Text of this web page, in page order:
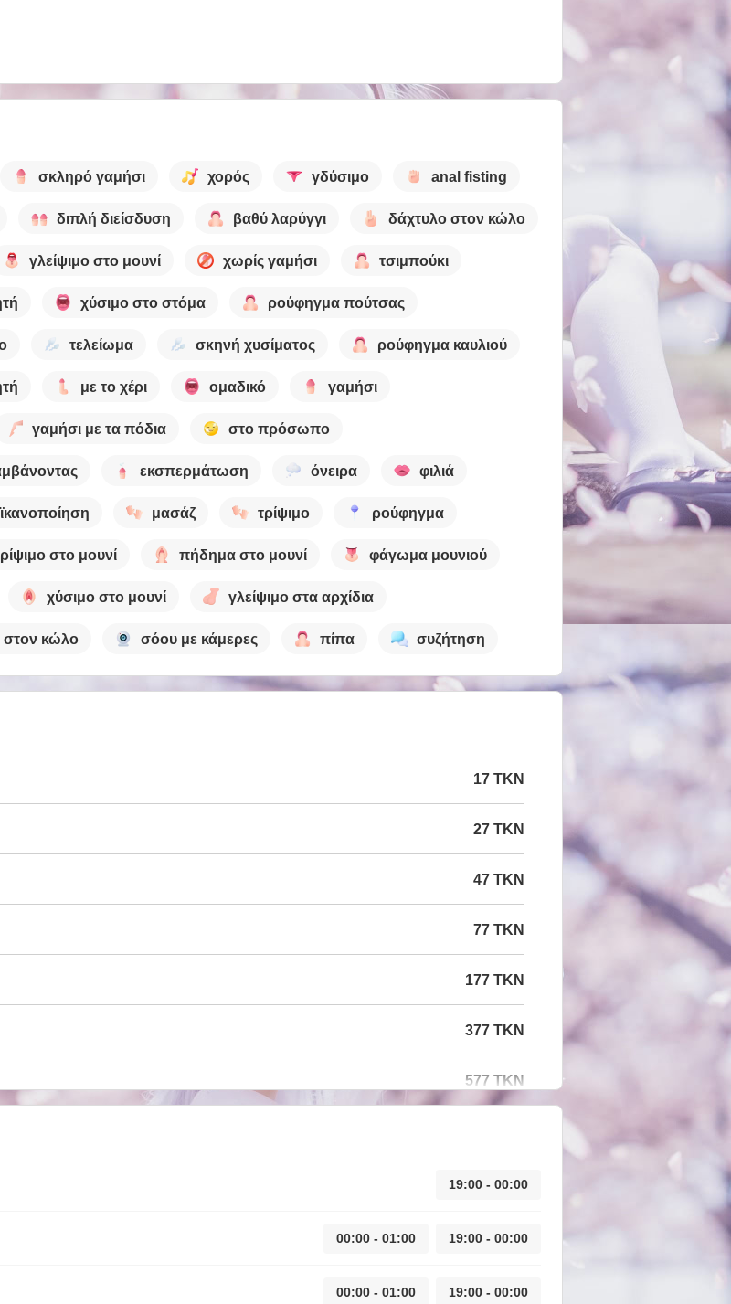
σκληρό γαμήσι χορός γδύσιμο anal fisting
διπλή διείσδυση βαθύ λαρύγγι δάχτυλο στον κώλο
γλείψιμο στο μουνί χωρίς γαμήσι τσιμπούκι
χύσιμο στο στόμα ρούφηγμα πούτσας
τελείωμα σκηνή χυσίματος ρούφηγμα καυλιού
με το χέρι ομαδικό γαμήσι
γαμήσι με τα πόδια στο πρόσωπο
εκσπερμάτωση όνειρα φιλιά
μασάζ τρίψιμο ρούφηγμα
στο μουνί πήδημα στο μουνί φάγωμα μουνιού
χύσιμο στο μουνί γλείψιμο στα αρχίδια
στον κώλο σόου με κάμερες πίπα συζήτηση
17 TKN
27 TKN
47 TKN
77 TKN
177 TKN
377 TKN
577 TKN
19:00 - 00:00
00:00 - 01:00 19:00 - 00:00
00:00 - 01:00 19:00 - 00:00